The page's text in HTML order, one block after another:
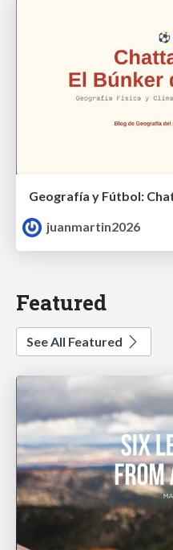
juanmartin2026
Featured
See All Featured